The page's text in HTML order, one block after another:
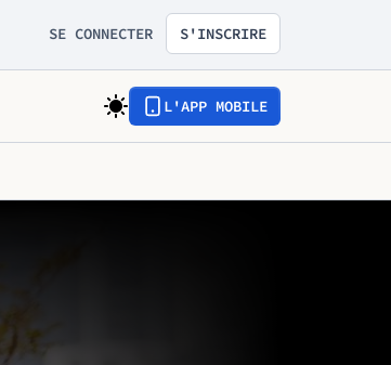
SE CONNECTER S'INSCRIRE
L'APP MOBILE